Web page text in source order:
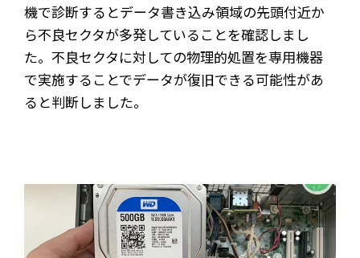
機で診断するとデータ書き込み領域の先頭付近か
ら不良セクタが多発していることを確認しまし
た。不良セクタに対しての物理的処置を専用機器
で実施することでデータが復旧できる可能性があ
ると判断しました。